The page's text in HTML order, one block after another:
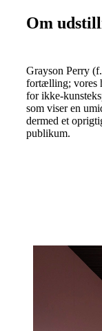
Om
Grayson Perry
fortælling; vores
for ikke-
som viser en
dermed et
publikum.